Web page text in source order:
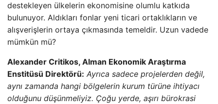
destekleyen ülkelerin ekonomisine olumlu katkıda
bulunuyor. Aldıkları fonlar yeni ticari ortaklıkların ve
alışverişlerin ortaya çıkmasında temeldir. Uzun vadede
mümkün mü?
Alexander Critikos, Alman Ekonomik Araştırma
Enstitüsü Direktörü: Ayrıca sadece projelerden değil,
aynı zamanda hangi bölgelerin kurum türüne ihtiyacı
olduğunu düşünmeliyiz. Çoğu yerde, aşırı bürokrasi